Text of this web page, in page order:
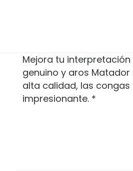
Mejora tu
genuino y aros
alta calidad, las
impresionante. *